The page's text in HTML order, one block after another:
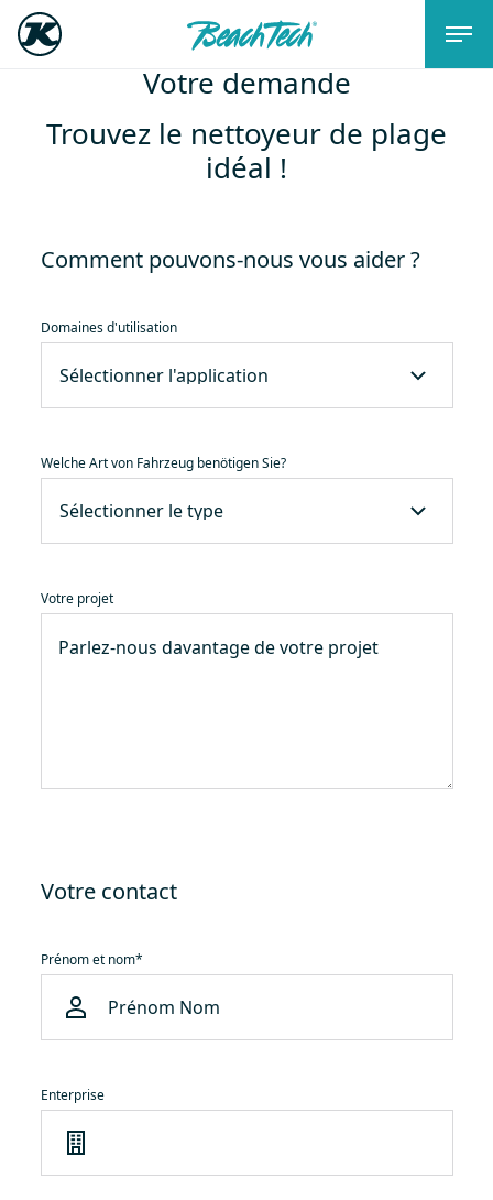
Votre demande
Trouvez le nettoyeur de plage
idéal !
Comment pouvons-nous vous aider ?
Domaines d'utilisation
Welche Art von Fahrzeug benötigen Sie?
Votre projet
Votre contact
Prénom et nom*
Enterprise